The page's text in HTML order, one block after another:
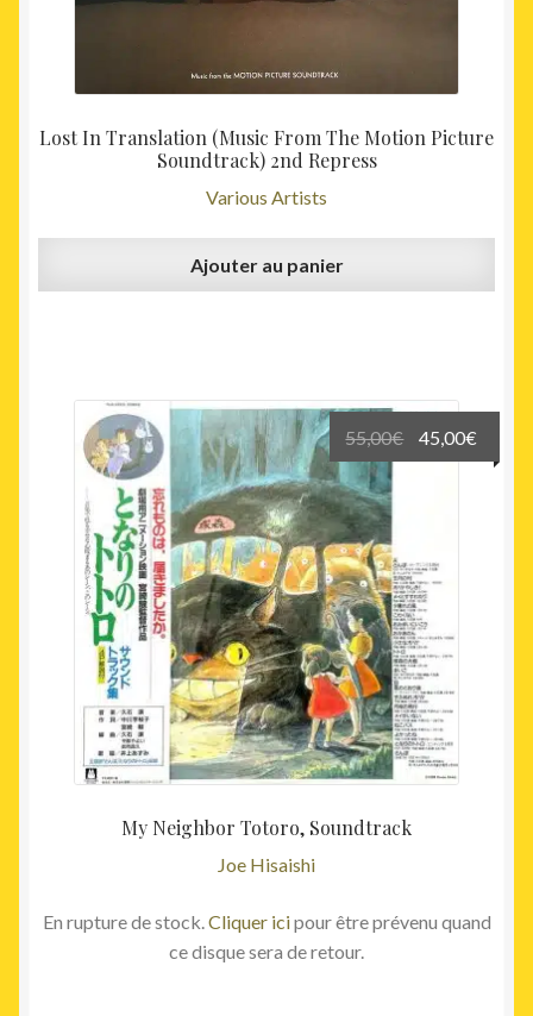
Lost In Translation (Music From The Motion Picture
Soundtrack) 2nd Repress
Various Artists
Ajouter au panier
My Neighbor Totoro, Soundtrack
Joe Hisaishi
55,00€
Le
prix
45,00€
prix
En rupture de stock. Cliquer icipour être prévenu quand
ce disque sera de retour.